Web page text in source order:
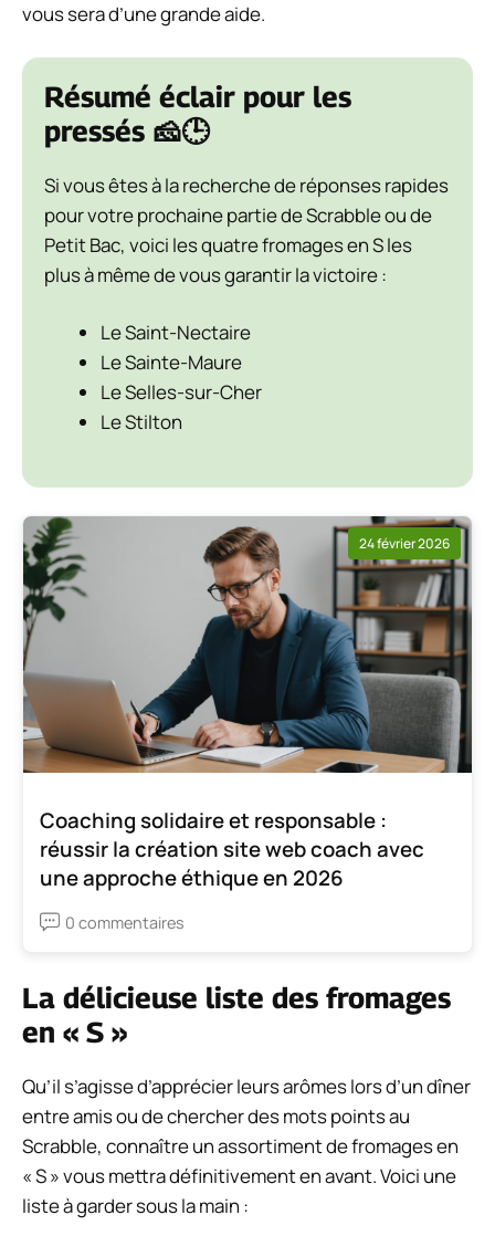
vous sera d’une grande aide.
Résumé éclair pour les
pressés 🧀🕒
Si vous êtes à la recherche de réponses rapides
pour votre prochaine partie de Scrabble ou de
Petit Bac, voici les quatre fromages en S les
plus à même de vous garantir la victoire :
Le Saint-Nectaire
Le Sainte-Maure
Le Selles-sur-Cher
Le Stilton
24 février 2026
Coaching solidaire et responsable :
réussir la création site web coach avec
une approche éthique en 2026
0 commentaires
La délicieuse liste des fromages
en « S »
Qu’il s’agisse d’apprécier leurs arômes lors d’un dîner
entre amis ou de chercher des mots points au
Scrabble, connaître un assortiment de fromages en
« S » vous mettra définitivement en avant. Voici une
liste à garder sous la main :